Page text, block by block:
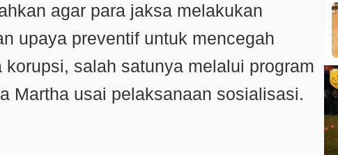
agar para jaksa melakukan
upaya preventif untuk mencegah
salah satunya melalui program
Martha usai pelaksanaan sosialisasi.